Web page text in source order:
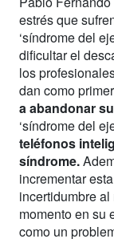
estrés que
‘síndrome del
dificultar el
los
dan como
a abandonar
‘síndrome del
teléfonos
síndrome.
incrementar
incertidumbre
momento en su
como un